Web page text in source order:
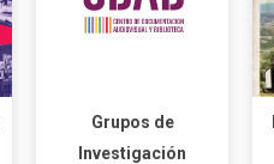
Grupos de
Investigación